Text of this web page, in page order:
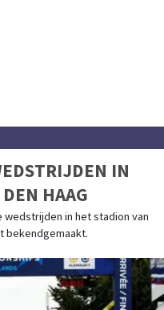
IN
HAAG
wedstrijden in het stadion van
bekendgemaakt.